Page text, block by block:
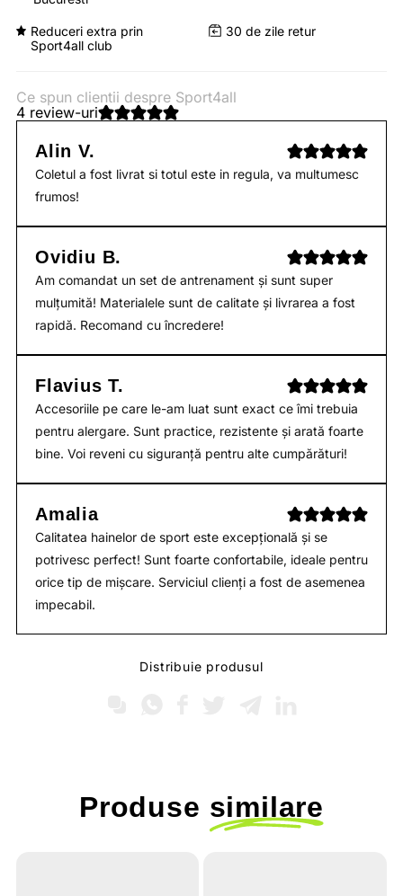
Reduceri extra prin
Sport4all club
30 de zile retur
Ce spun clientii despre Sport4all
4 review-uri
Alin V.
Coletul a fost livrat si totul este in regula, va multumesc
frumos!
Ovidiu B.
Am comandat un set de antrenament și sunt super
mulțumită! Materialele sunt de calitate și livrarea a fost
rapidă. Recomand cu încredere!
Flavius T.
Accesoriile pe care le-am luat sunt exact ce îmi trebuia
pentru alergare. Sunt practice, rezistente și arată foarte
bine. Voi reveni cu siguranță pentru alte cumpărături!
Amalia
Calitatea hainelor de sport este excepțională și se
potrivesc perfect! Sunt foarte confortabile, ideale pentru
orice tip de mișcare. Serviciul clienți a fost de asemenea
impecabil.
Distribuie produsul
Produse similare